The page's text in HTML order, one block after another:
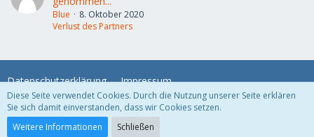
Blue
8. Oktober 2020
Verlust des Partners
Datenschutzerklärung Impressum
Community-Software:
Diese Seite verwendet Cookies. Durch die Nutzung unserer Seite erklären
Sie sich damit einverstanden, dass wir Cookies setzen.
Weitere Informationen
Schließen